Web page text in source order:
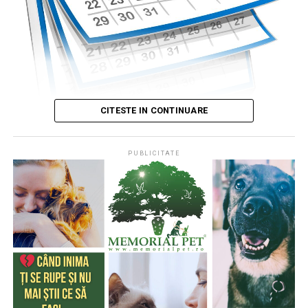
Publicat deCodrin RAITA,
4 august 2026, 05:00
S-a întâmplat într-o zi de 4 august
* Cu 333 de ani în urmă (1693), la această dată, monahul
francez, Dom Pérignon, degusta spuma unei băuturi
produse de el din vinul foarte acid de Champagne (o
regiune din nordul Franţei), băutură care a devenit
CITESTE IN CONTINUARE
PUBLICITATE